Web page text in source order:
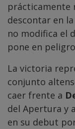
prácticamente
descontar en
no modifica el
pone en
La victoria
conjunto
caer frente a
del Apertura y
en su debut